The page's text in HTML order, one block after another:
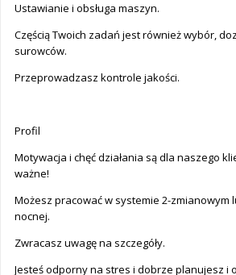
Ustawianie i obsługa maszyn.
Częścią Twoich zadań jest również wybór,
surowców.
Przeprowadzasz kontrole jakości.
Profil
Motywacja i chęć działania są dla naszego
ważne!
Możesz pracować w systemie 2-zmianowym
nocnej.
Zwracasz uwagę na szczegóły.
Jesteś odporny na stres i dobrze planujesz i